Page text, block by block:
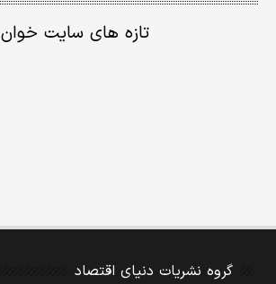
تازه های سایت خوان
گروه نشریات دنیای اقتصاد